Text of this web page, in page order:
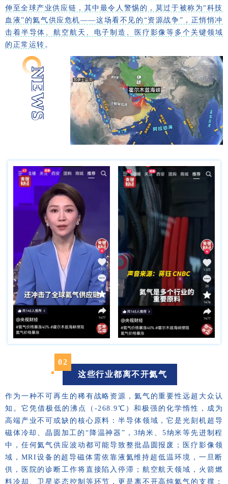
伸至全球产业供应链，其中最令人警惕的，莫过于被称为“科技
血液”的氦气供应危机——这场看不见的“资源战争”，正悄悄冲
击着半导体、航空航天、电子制造、医疗影像等多个关键领域
的正常运转 。
NEWS
02
这些行业都离不开氦气
作为一种不可再生的稀有战略资源，氦气的重要性远超大众认
知。它凭借极低的沸点（-268.9℃）和极强的化学惰性，成为
高端产业不可或缺的核心原料：半导体领域，它是光刻机超导
磁体冷却、晶圆加工的“降温神器”，3纳米、5纳米等先进制程
中，任何氦气供应波动都可能导致整批晶圆报废；医疗影像领
域，MRI设备的超导磁体需依靠液氦维持超低温环境，一旦断
供，医院的诊断工作将直接陷入停滞；航空航天领域，火箭燃
料冷却、卫星姿态控制等环节，更是离不开高纯氦气的支撑；